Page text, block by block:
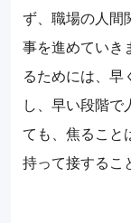
ず、職場の人間
事を進めていき
るためには、早
し、早い段階で
ても、焦ること
持って接するこ